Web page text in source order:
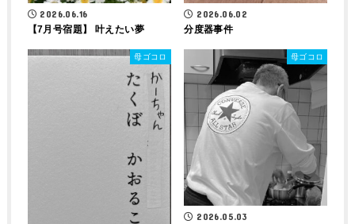
2026.06.16
【7月号宿題】 叶えたい夢
2026.06.02
分度器事件
母ゴコロ 母ゴコロ
2026.05.03